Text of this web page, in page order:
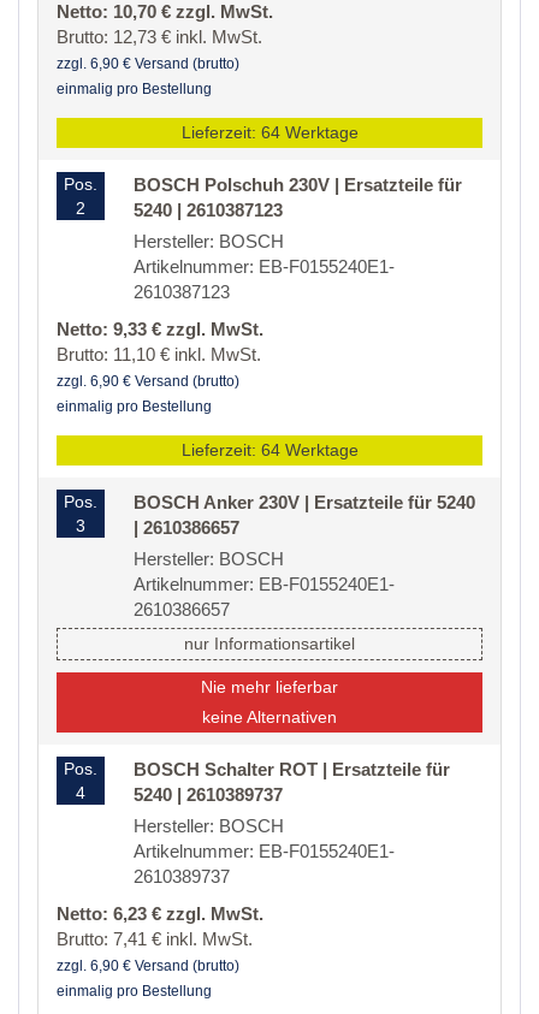
Netto: 10,70 € zzgl. MwSt.
Brutto: 12,73 € inkl. MwSt.
zzgl. 6,90 € Versand (brutto)
einmalig pro Bestellung
Lieferzeit: 64 Werktage
Pos.
2
BOSCH Polschuh 230V | Ersatzteile für
5240 | 2610387123
Hersteller: BOSCH
Artikelnummer: EB-F0155240E1-
2610387123
Netto: 9,33 € zzgl. MwSt.
Brutto: 11,10 € inkl. MwSt.
zzgl. 6,90 € Versand (brutto)
einmalig pro Bestellung
Lieferzeit: 64 Werktage
Pos.
3
BOSCH Anker 230V | Ersatzteile für 5240
| 2610386657
Hersteller: BOSCH
Artikelnummer: EB-F0155240E1-
2610386657
nur Informationsartikel
Nie mehr lieferbar
keine Alternativen
Pos.
4
BOSCH Schalter ROT | Ersatzteile für
5240 | 2610389737
Hersteller: BOSCH
Artikelnummer: EB-F0155240E1-
2610389737
Netto: 6,23 € zzgl. MwSt.
Brutto: 7,41 € inkl. MwSt.
zzgl. 6,90 € Versand (brutto)
einmalig pro Bestellung